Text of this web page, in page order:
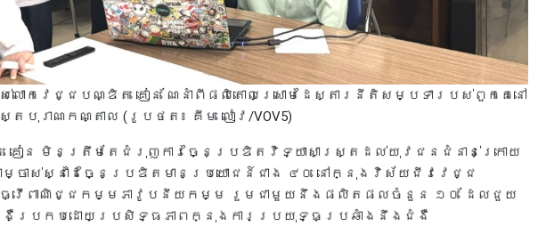
ោកវេជ្ជបណ្ឌិត គៀន ណែនាំពីផលិតោលស្រោមដៃស្តារនីតិសម្បទារបស់ពួកគេនៅ
របុរាណកណ្តាល (រូបថត៖ គីម លៀវ/VOV5)
គៀន មិនត្រឹមតែជំរុញការច្នៃប្រឌិតវិទ្យាសាស្ត្រដល់យុវជនជំនាន់ក្រោយ
ជាម្ចាស់ស្នាដៃច្នៃប្រឌិតមានប្រយោជន៍ជាង ៤០ នៅក្នុងវិស័យជីវវេជ្ជ
ធ្វើពាណិជ្ជកម្មភាវូបនីយកម្ម រួមជាមួយនឹងផលិតផលចំនួន ១០ ដែលជួយ
ប្រកបដោយប្រសិទ្ធភាពក្នុងការប្រយុទ្ធប្រឆាំងនឹងជំងឺ